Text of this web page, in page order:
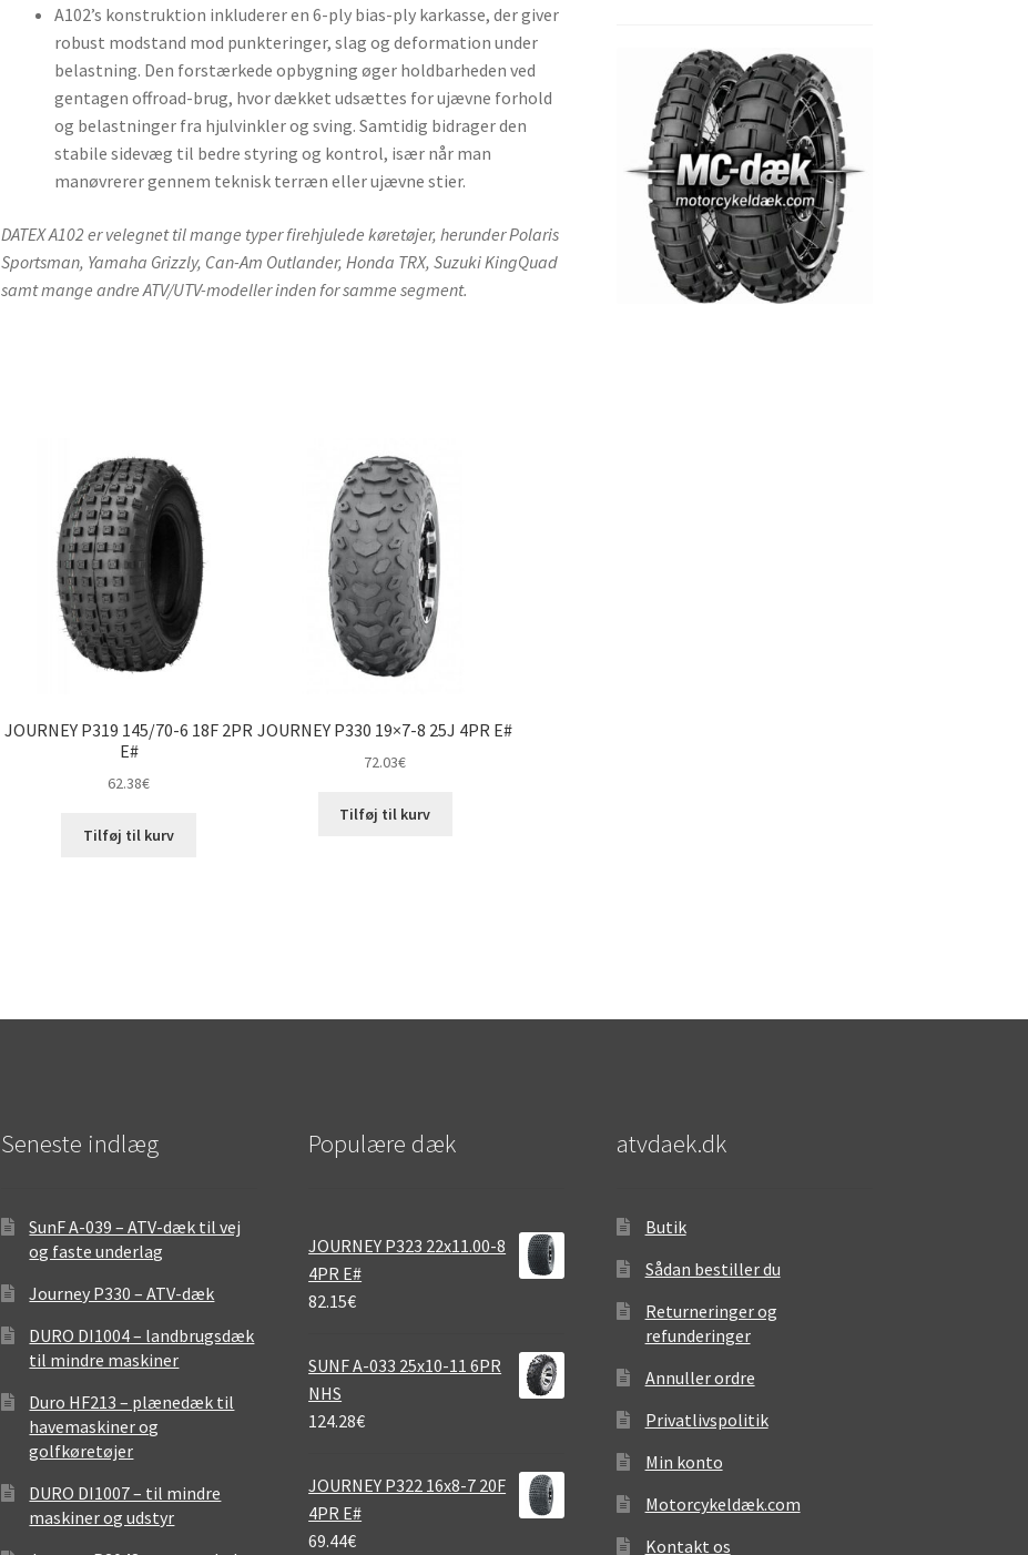
A102’s konstruktion inkluderer en 6-ply bias-ply karkasse, der giver
robust modstand mod punkteringer, slag og deformation under
belastning. Den forstærkede opbygning øger holdbarheden ved
gentagen offroad-brug, hvor dækket udsættes for ujævne forhold
og belastninger fra hjulvinkler og sving. Samtidig bidrager den
stabile sidevæg til bedre styring og kontrol, især når man
manøvrerer gennem teknisk terræn eller ujævne stier.
DATEX A102 er velegnet til mange typer firehjulede køretøjer, herunder Polaris
Sportsman, Yamaha Grizzly, Can-Am Outlander, Honda TRX, Suzuki KingQuad
samt mange andre ATV/UTV-modeller inden for samme segment.
JOURNEY P319 145/70-6 18F 2PR
E#
62.38€
Tilføj til kurv
JOURNEY P330 19×7-8 25J 4PR E#
72.03€
Tilføj til kurv
Seneste indlæg
SunF A-039 – ATV-dæk til vej
og faste underlag
Journey P330 – ATV-dæk
DURO DI1004 – landbrugsdæk
til mindre maskiner
Duro HF213 – plænedæk til
havemaskiner og
golfkøretøjer
DURO DI1007 – til mindre
maskiner og udstyr
Populære dæk
JOURNEY P323 22x11.00-8
4PR E#
82.15€
SUNF A-033 25x10-11 6PR
NHS
124.28€
JOURNEY P322 16x8-7 20F
4PR E#
69.44€
atvdaek.dk
Butik
Sådan bestiller du
Returneringer og
refunderinger
Annuller ordre
Privatlivspolitik
Min konto
Motorcykeldæk.com
Kontakt os